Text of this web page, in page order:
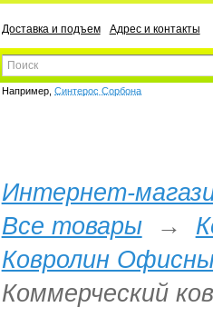
Доставка и подъем Адрес и контакты
Например, Синтерос Сорбона
Интернет-
Все товары→
Ковролин
Коммерческий